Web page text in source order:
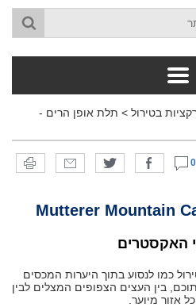
בטירול > תלת אופן הרים -
0
האקסטרים
כמו לנסוע בתוך היערות המכסים
בין העצים הצפופים המצלים לבין
אזור מיוער.